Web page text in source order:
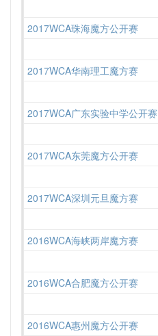
2017WCA珠海魔方公开赛
2017WCA华南理工魔方赛
2017WCA广东实验中学公开赛
2017WCA东莞魔方公开赛
2017WCA深圳元旦魔方赛
2016WCA海峡两岸魔方赛
2016WCA合肥魔方公开赛
2016WCA惠州魔方公开赛